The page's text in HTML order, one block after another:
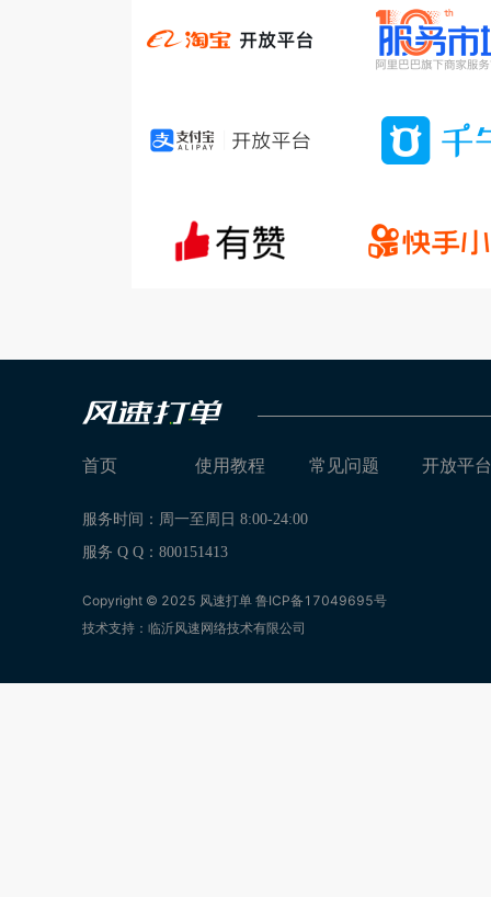
首页 使用教程 常见问题 开放平台
服务时间：周一至周日 8:00-24:00
服务 Q Q：800151413
Copyright © 2025 风速打单 鲁ICP备17049695号
技术支持：临沂风速网络技术有限公司